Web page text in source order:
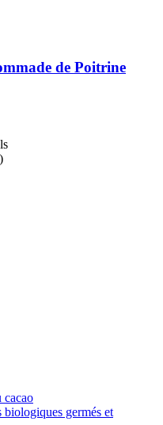
de Poitrine
cacao
germés et